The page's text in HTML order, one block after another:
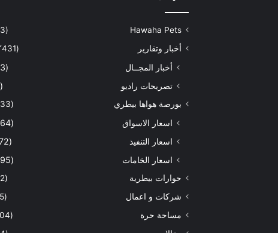
Hawaha Pets
(43)
أخبار وتقارير
(5٬431)
أخبار المجــال
(53)
تصريحات راديو
(9)
بورصة هواها بيطري (933)
اسعار الاسواق
(464)
اسعار التنفيذ
(172)
اسعار الخامات
(295)
حوارات بيطرية
(32)
شركات و اعمال
(25)
مساحة حرة
(204)